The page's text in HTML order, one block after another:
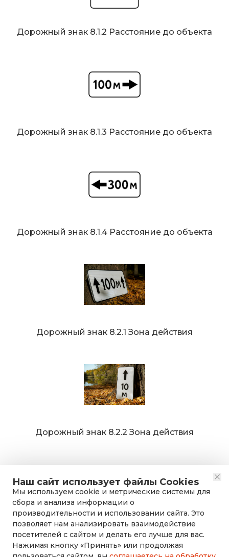
Наш сайт использует файлы Cookies
Мы используем cookie и метрические системы для
сбора и анализа информации о
производительности и использовании сайта. Это
позволяет нам анализировать взаимодействие
посетителей с сайтом и делать его лучше для вас.
Нажимая кнопку «Принять» или продолжая
Дорожный знак 8.1.2 Расстояние до объекта
Дорожный знак 8.1.3 Расстояние до объекта
Дорожный знак 8.1.4 Расстояние до объекта
Дорожный знак 8.2.1 Зона действия
Дорожный знак 8.2.2 Зона действия
rusdorznak@mail.ru